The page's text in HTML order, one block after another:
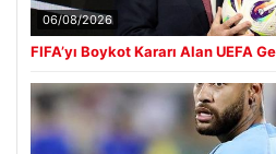
06/08/2026
FIFA’yı Boykot Kararı Alan UEFA